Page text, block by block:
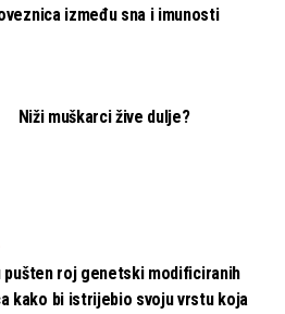
između sna i imunosti
Niži muškarci žive dulje?
pušten roj genetski modificiranih
kako bi istrijebio svoju vrstu koja